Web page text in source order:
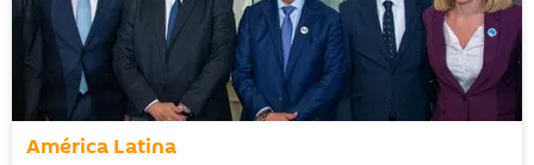
América Latina